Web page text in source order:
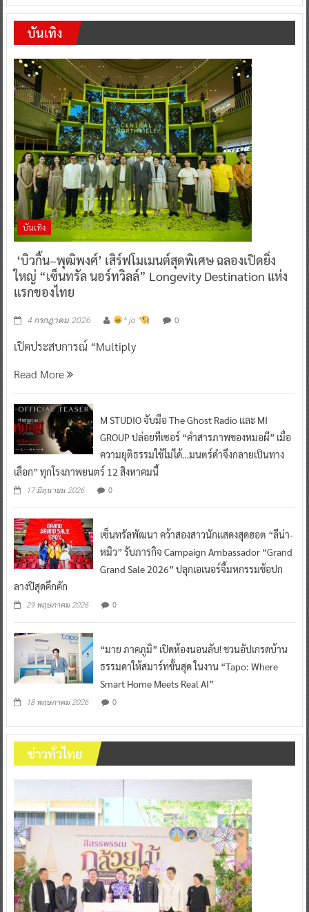
บันเทิง
บันเทิง
‘บิวกิ้น–พุฒิพงศ์’ เสิร์ฟโมเมนต์สุดพิเศษ ฉลองเปิดยิ่ง
ใหญ่ “เซ็นทรัล นอร์ทวิลล์” Longevity Destination แห่ง
แรกของไทย
4 กรกฎาคม 2026 ^ jo ^ 0
เปิดประสบการณ์ “Multiply
Read More
M STUDIO จับมือ The Ghost Radio และ MI
GROUP ปล่อยทีเซอร์ “คำสารภาพของหมอผี” เมื่อ
ความยุติธรรมใช้ไม่ได้…มนตร์ดำจึงกลายเป็นทาง
เลือก” ทุกโรงภาพยนตร์ 12 สิงหาคมนี้
17 มิถุนายน 2026 0
เซ็นทรัลพัฒนา คว้าสองสาวนักแสดงสุดฮอต “ลีน่า-
หมิว” รับภารกิจ Campaign Ambassador “Grand
Grand Sale 2026” ปลุกเอเนอร์จี้มหกรรมช้อปก
ลางปีสุดคึกคัก
29 พฤษภาคม 2026 0
“มาย ภาคภูมิ” เปิดห้องนอนลับ! ชวนอัปเกรดบ้าน
ธรรมดาให้สมาร์ทขั้นสุด ในงาน “Tapo: Where
Smart Home Meets Real AI”
18 พฤษภาคม 2026 0
ข่าวทั่วไทย